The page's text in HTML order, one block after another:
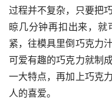
过程并不复杂，只要把
晾几分钟再扣出来，就
紧，往模具里倒巧克力
可爱有趣的巧克力就制
一大特点，再加上巧克
人的喜爱。